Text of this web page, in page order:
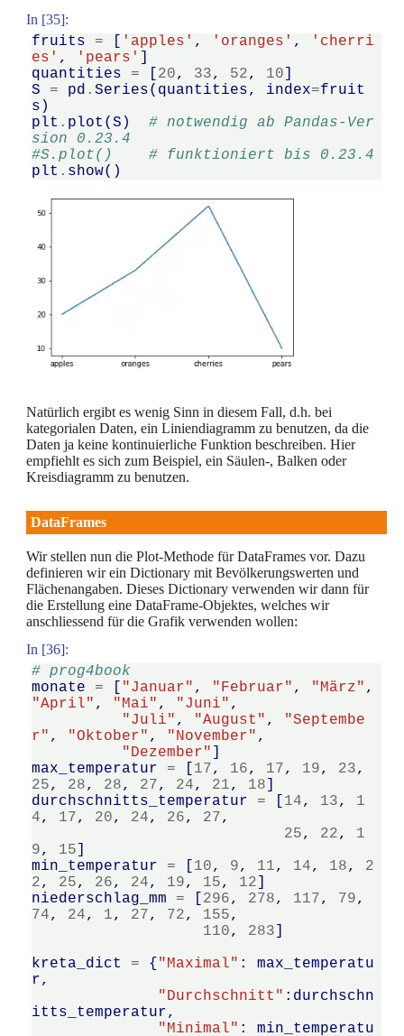
In [35]:
fruits = 'apples' , 'oranges' ,
'cherri
es' , 'pears'
quantities
= 20, 33, 52, 10
S
= pd .Series( quantities, index=fruit
s )
plt . plot (S )
# notwendig ab Pandas-Ver
sion 0.23.4
plt . show()
Natürlich ergibt es wenig Sinn in diesem Fall, d.h. bei
kategorialen Daten, ein Liniendiagramm zu benutzen, da die
Daten ja keine kontinuierliche Funktion beschreiben. Hier
empfiehlt es sich zum Beispiel, ein Säulen-, Balken oder
Kreisdiagramm zu benutzen.
DataFrames
Wir stellen nun die Plot-Methode für DataFrames vor. Dazu
definieren wir ein Dictionary mit Bevölkerungswerten und
Flächenangaben. Dieses Dictionary verwenden wir dann für
die Erstellung eine DataFrame-Objektes, welches wir
anschliessend für die Grafik verwenden wollen:
In [36]:
# prog4book
monate
= "Januar" , "Februar" , "März" ,
"April" , "Mai" , "Juni" ,
"Juli" , "August" ,
"Septembe
r" , "Oktober" , "November" ,
"Dezember"
max_temperatur
= 17, 16, 17, 19, 23,
25, 28, 28, 27, 24, 21, 18
durchschnitts_temperatur
= 14, 13,
1
4, 17, 20, 24, 26, 27,
25, 22,
1
9, 15
min_temperatur
= 10, 9, 11, 14, 18,
2
2, 25, 26, 24, 19, 15, 12
niederschlag_mm
= 296, 278, 117, 79,
74, 24, 1, 27, 72, 155,
110, 283
kreta_dict
= { "Maximal" :
max_temperatu
r,
"Durchschnitt" : durchschn
itts_temperatur,
"Minimal" : min_temperatu